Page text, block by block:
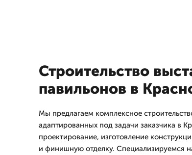
Строительство
павильонов в
Мы предлагаем комплексное
адаптированных под задачи заказчика в
проектирование, изготовление
и финишную отделку. Специализируемся